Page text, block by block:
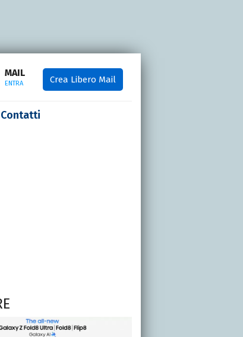
MAIL
ENTRA Crea Libero Mail
Contatti